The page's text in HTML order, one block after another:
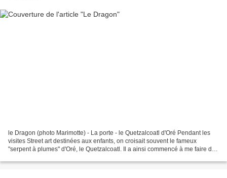
le Dragon (photo Marimotte) - La porte - le Quetzalcoatl d'Oré Pendant les
visites Street art destinées aux enfants, on croisait souvent le fameux
"serpent à plumes" d'Oré, le Quetzalcoatl. Il a ainsi commencé à me faire de